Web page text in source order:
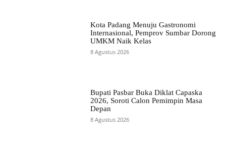
Kota Padang Menuju Gastronomi
Internasional, Pemprov Sumbar Dorong
UMKM Naik Kelas
8 Agustus 2026
Bupati Pasbar Buka Diklat Capaska
2026, Soroti Calon Pemimpin Masa
Depan
8 Agustus 2026